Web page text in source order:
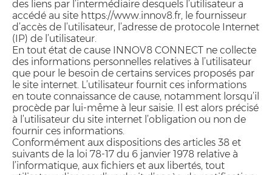
des liens par l’intermédiaire desquels l’utilisateur a
accédé au site https://www.innov8.fr, le fournisseur
d’accès de l’utilisateur, l’adresse de protocole Internet
(IP) de l’utilisateur.
En tout état de cause INNOV8 CONNECT ne collecte
des informations personnelles relatives à l’utilisateur
que pour le besoin de certains services proposés par
le site internet. L’utilisateur fournit ces informations
en toute connaissance de cause, notamment lorsqu’il
procède par lui-même à leur saisie. Il est alors précisé
à l’utilisateur du site internet l’obligation ou non de
fournir ces informations.
Conformément aux dispositions des articles 38 et
suivants de la loi 78-17 du 6 janvier 1978 relative à
l’informatique, aux fichiers et aux libertés, tout